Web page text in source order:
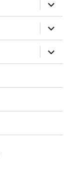
위
메
확
장
위
메
확
장
위
메
장